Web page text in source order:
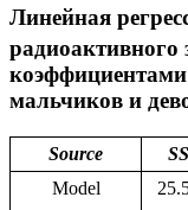
Линейная
радиоактивного
мальчиков и
Source SS
Model